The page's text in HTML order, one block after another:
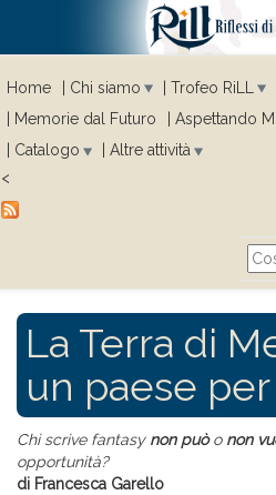
Home Chi siamo Trofeo RiLL
Memorie dal Futuro
Aspettando
Catalogo
Altre attività
<
La Terra di
un paese
Chi scrive fantasy non puòo non
opportunità?
di Francesca Garello